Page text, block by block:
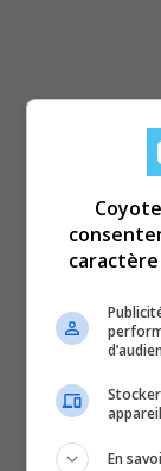
appareil
En